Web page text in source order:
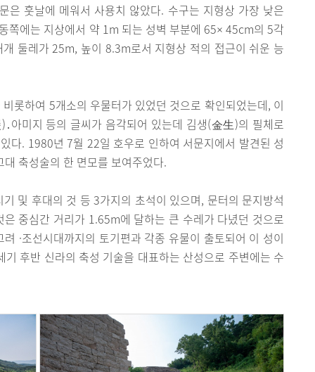
은 훗날에 메워서 사용치 않았다. 수구는 지형상 가장 낮은
쪽에는 지상에서 약 1m 되는 성벽 부분에 65× 45cm의 5각
둘레가 25m, 높이 8.3m로서 지형상 적의 접근이 쉬운 능
롯하여 5개소의 우물터가 있었던 것으로 확인되었는데, 이
아미지 등의 글씨가 음각되어 있는데 김생(金生)의 필체로
다. 1980년 7월 22일 호우로 인하여 서문지에서 발견된 성
축성술의 한 면모를 보여주었다.
및 후대의 것 등 3가지의 초석이 있으며, 문터의 문지방석
중심간 거리가 1.65m에 달하는 큰 수레가 다녔던 것으로
·조선시대까지의 토기편과 각종 유물이 출토되어 이 성이
후반 신라의 축성 기술을 대표하는 산성으로 주변에는 수